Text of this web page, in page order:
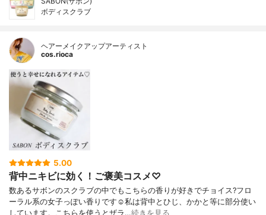
ボディスクラブ
ヘアーメイクアップアーティスト
cos.rioca
5.00
背中ニキビに効く！ご褒美コスメ♡
数あるサボンのスクラブの中でもこちらの香りが好きでチョイス?フロ
ーラル系の女子っぽい香りです☺️私は背中とひじ、かかと等に部分使い
しています。こちらを使うとザラ…続きを見る